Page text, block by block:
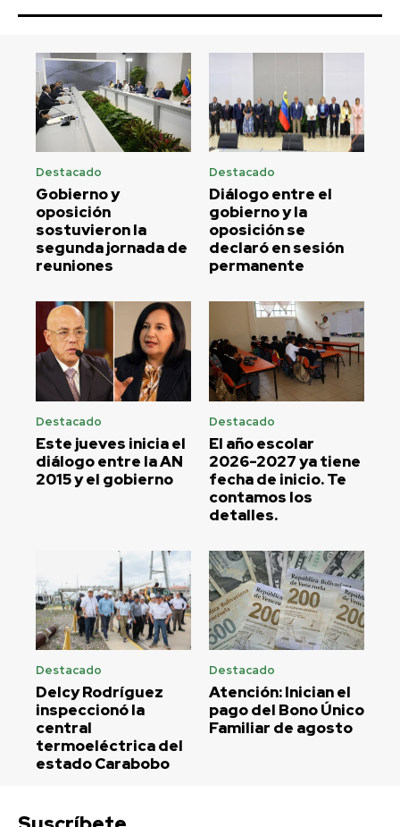
Destacado
Gobierno y
oposición
sostuvieron la
segunda jornada de
reuniones
Destacado
Diálogo entre el
gobierno y la
oposición se
declaró en sesión
permanente
Destacado
Este jueves inicia el
diálogo entre la AN
2015 y el gobierno
Destacado
El año escolar
2026-2027 ya tiene
fecha de inicio. Te
contamos los
detalles.
Destacado
Delcy Rodríguez
inspeccionó la
central
termoeléctrica del
estado Carabobo
Destacado
Atención: Inician el
pago del Bono Único
Familiar de agosto